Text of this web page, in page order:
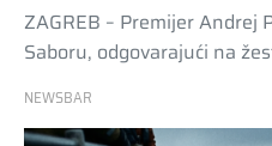
ZAGREB – Premijer Andrej
Saboru, odgovarajući na
NEWSBAR